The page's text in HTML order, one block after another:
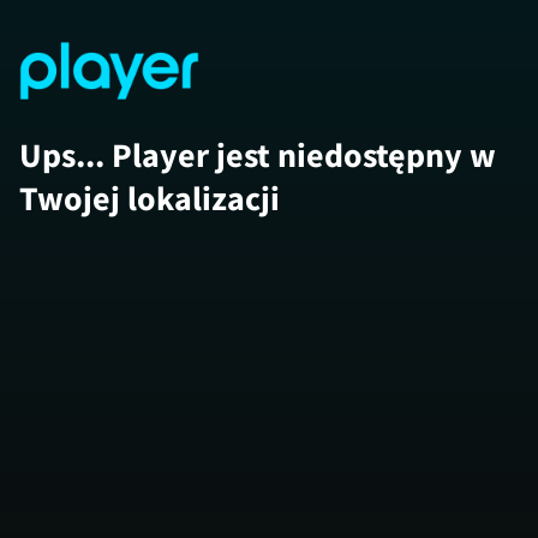
Ups... Player jest niedostępny w
Twojej lokalizacji